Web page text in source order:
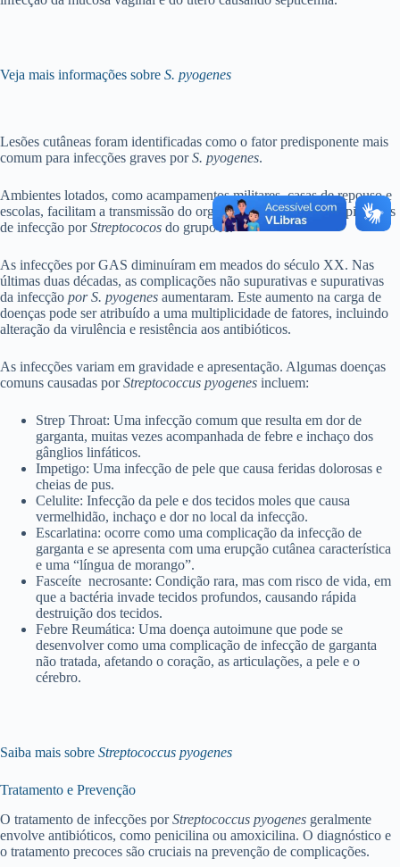
Veja mais informações sobre S. pyogenes
Lesões cutâneas foram identificadas como o fator predisponente mais
comum para infecções graves porS. pyogenes.
Ambientes lotados, como acampamentos militares, casas de repouso e
escolas, facilitam a transmissão do organismo e resultam em epidemias
de infecção porStreptococos do grupo A.
As infecções por GAS diminuíram em meados do século XX. Nas
últimas duas décadas, as complicações não supurativas e supurativas
da infecção por S. pyogenes aumentaram. Este aumento na carga de
doenças pode ser atribuído a uma multiplicidade de fatores, incluindo
alteração da virulência e resistência aos antibióticos.
As infecções variam em gravidade e apresentação. Algumas doenças
comuns causadas porStreptococcus pyogenes incluem:
Strep Throat: Uma infecção comum que resulta em dor de
garganta, muitas vezes acompanhada de febre e inchaço dos
gânglios linfáticos.
Impetigo: Uma infecção de pele que causa feridas dolorosas e
cheias de pus.
Celulite: Infecção da pele e dos tecidos moles que causa
vermelhidão, inchaço e dor no local da infecção.
Escarlatina: ocorre como uma complicação da infecção de
garganta e se apresenta com uma erupção cutânea característica
e uma “língua de morango”.
Fasceíte necrosante: Condição rara, mas com risco de vida, em
que a bactéria invade tecidos profundos, causando rápida
destruição dos tecidos.
Febre Reumática: Uma doença autoimune que pode se
desenvolver como uma complicação de infecção de garganta
não tratada, afetando o coração, as articulações, a pele e o
cérebro.
Saiba mais sobre Streptococcus pyogenes
Tratamento e Prevenção
O tratamento de infecções porStreptococcus pyogenes geralmente
envolve antibióticos, como penicilina ou amoxicilina. O diagnóstico e
o tratamento precoces são cruciais na prevenção de complicações.